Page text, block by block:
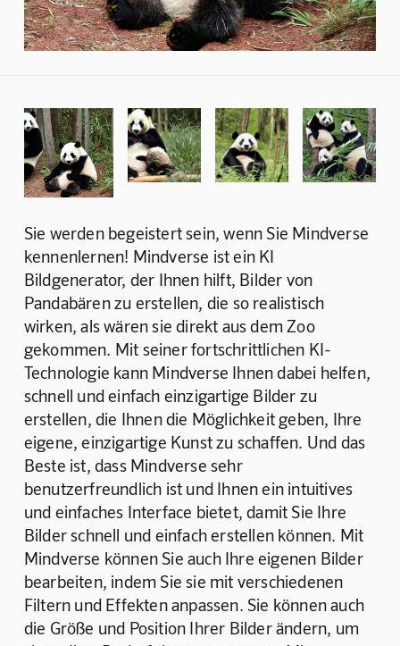
Sie werden begeistert sein, wenn Sie Mindverse
kennenlernen! Mindverse ist ein KI
Bildgenerator, der Ihnen hilft, Bilder von
Pandabären zu erstellen, die so realistisch
wirken, als wären sie direkt aus dem Zoo
gekommen. Mit seiner fortschrittlichen KI-
Technologie kann Mindverse Ihnen dabei helfen,
schnell und einfach einzigartige Bilder zu
erstellen, die Ihnen die Möglichkeit geben, Ihre
eigene, einzigartige Kunst zu schaffen. Und das
Beste ist, dass Mindverse sehr
benutzerfreundlich ist und Ihnen ein intuitives
und einfaches Interface bietet, damit Sie Ihre
Bilder schnell und einfach erstellen können. Mit
Mindverse können Sie auch Ihre eigenen Bilder
bearbeiten, indem Sie sie mit verschiedenen
Filtern und Effekten anpassen. Sie können auch
die Größe und Position Ihrer Bilder ändern, um